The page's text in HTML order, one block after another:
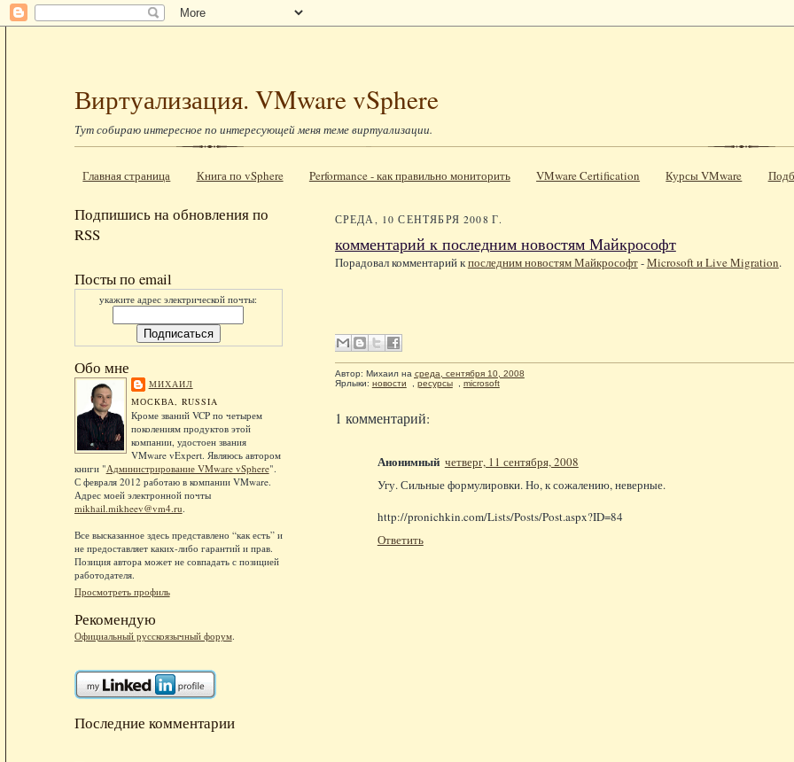
Виртуализация. VMware vSphere
Тут собираю интересное по интересующей меня теме виртуализации.
Главная страница Книга по vSphere Performance - как правильно мониторить VMware Certification Курсы VMware
Подпишись на обновления по
RSS
Посты по email
укажите адрес электрической почты:
Обо мне
МИХАИЛ
МОСКВА, RUSSIA
Кроме званий VCP по четырем
поколениям продуктов этой
компании, удостоен звания
VMware vExpert. Являюсь автором
книги "Администрирование VMware vSphere".
С февраля 2012 работаю в компании VMware.
Адрес моей электронной почты
mikhail.mikheev@vm4.ru.
Все высказанное здесь представлено “как есть” и
не предоставляет каких-либо гарантий и прав.
Позиция автора может не совпадать с позицией
работодателя.
Просмотреть профиль
Рекомендую
Официальный русскоязычный форум.
Последние комментарии
СРЕДА, 10 СЕНТЯБРЯ 2008 Г.
комментарий к последним новостям Майкрософт
Порадовал комментарий кпоследним новостям Майкрософт-Microsoft и Live Migration.
Автор: Михаил на среда, сентября 10, 2008
Ярлыки: новости ресурсы microsoft
1 комментарий:
Анонимный четверг, 11 сентября, 2008
Угу. Сильные формулировки. Но, к сожалению, неверные.
http://pronichkin.com/Lists/Posts/Post.aspx?ID=84
Ответить